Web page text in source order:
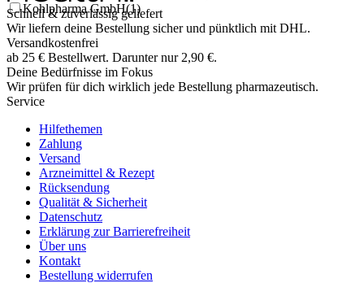
Kohlpharma GmbH(1)
Schnell & zuverlässig geliefert
Wir liefern deine Bestellung sicher und pünktlich mit DHL.
Versandkostenfrei
ab 25 € Bestellwert. Darunter nur 2,90 €.
Deine Bedürfnisse im Fokus
Wir prüfen für dich wirklich jede Bestellung pharmazeutisch.
Service
Hilfethemen
Zahlung
Versand
Arzneimittel & Rezept
Rücksendung
Qualität & Sicherheit
Datenschutz
Erklärung zur Barrierefreiheit
Über uns
Kontakt
Bestellung widerrufen